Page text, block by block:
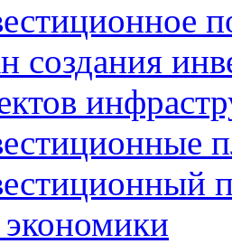
создания